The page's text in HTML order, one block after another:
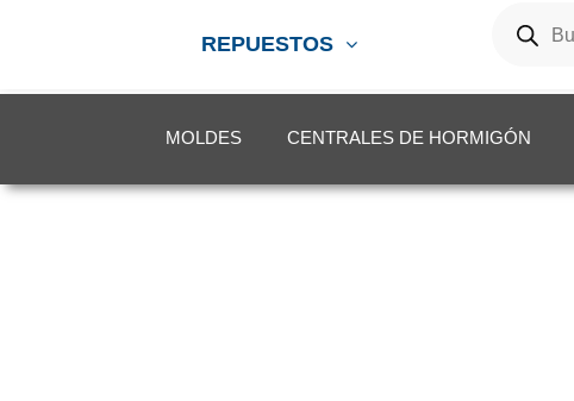
REPUESTOS productos
MOLDES CENTRALES DE HORMIGÓN